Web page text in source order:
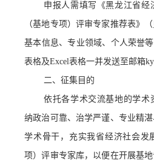
申报人需填写《黑龙江省经
（基地专项）评审专家推荐表》
基本信息、专业领域、个人荣誉
表格及Excel表格一并发送至邮箱
二、征集目的
依托各学术交流基地的学术
纳政治可靠、治学严谨、专业精湛
学术骨干，充实我省经济社会发
项）评审专家库，以便在开展基